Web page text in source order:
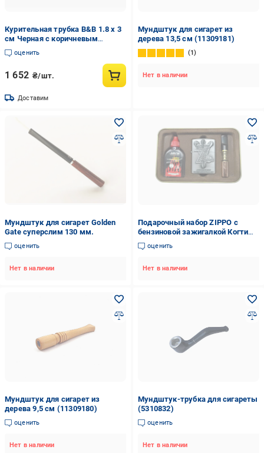
Курительная трубка B&B 1.8 x 3
см Черная с коричневым
(BB035)
оценить
1 652 ₴/шт.
Доставим
Мундштук для сигарет из
дерева 13,5 см (11309181)
1
Нет в наличии
Мундштук для сигарет Golden
Gate суперслим 130 мм.
оценить
Нет в наличии
Подарочный набор ZIPPO с
бензиновой зажигалкой Когти
Gold (2414710241)
оценить
Нет в наличии
Мундштук для сигарет из
дерева 9,5 см (11309180)
оценить
Нет в наличии
Мундштук-трубка для сигареты
(5310832)
оценить
Нет в наличии